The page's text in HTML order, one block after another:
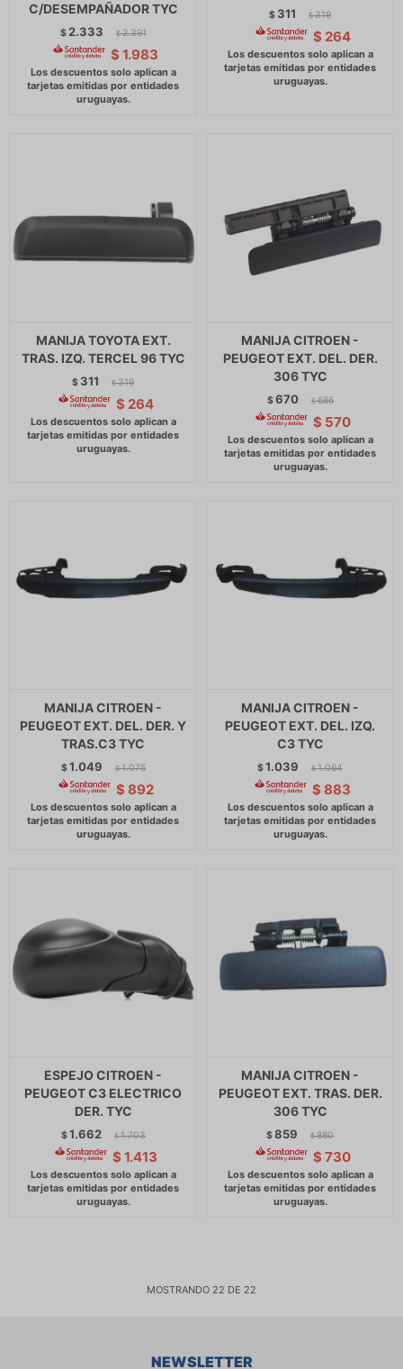
C/DESEMPAÑADOR TYC
$ 2.333 $ 2.391
$ 1.983
$ 311 $ 319
$ 264
MANIJA TOYOTA EXT.
TRAS. IZQ. TERCEL 96 TYC
$ 311 $ 319
$ 264
MANIJA CITROEN -
PEUGEOT EXT. DEL. DER.
306 TYC
$670 $ 686
$ 570
MANIJA CITROEN -
PEUGEOT EXT. DEL. DER. Y
TRAS.C3 TYC
$1.049 $ 1.075
$ 892
MANIJA CITROEN -
PEUGEOT EXT. DEL. IZQ.
C3 TYC
$1.039 $ 1.064
$ 883
ESPEJO CITROEN -
PEUGEOT C3 ELECTRICO
DER. TYC
$1.662 $ 1.703
$ 1.413
MANIJA CITROEN -
PEUGEOT EXT. TRAS. DER.
306 TYC
$859 $ 880
$ 730
MOSTRANDO 22 DE 22
NEWSLETTER